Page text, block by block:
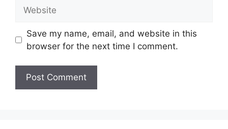
Save my name, email, and website in this
browser for the next time I comment.